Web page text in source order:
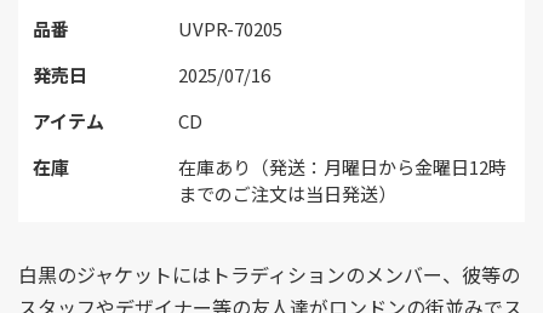
品番
UVPR-70205
発売日
2025/07/16
アイテム
CD
在庫
在庫あり（発送：月曜日から金曜日12時
までのご注文は当日発送）
白黒のジャケットにはトラディションのメンバー、彼等の
スタッフやデザイナー等の友人達がロンドンの街並みでス